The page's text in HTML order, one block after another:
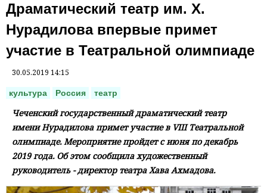
Драматический театр им. Х.
Нурадилова впервые примет
участие в Театральной олимпиаде
30.05.2019 14:15
культура Россия театр
Чеченский государственный драматический театр
имени Нурадилова примет участие в VIII Театральной
олимпиаде. Мероприятие пройдет с июня по декабрь
2019 года. Об этом сообщила художественный
руководитель - директор театра Хава Ахмадова.